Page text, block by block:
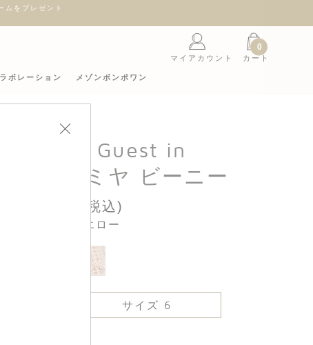
ト
マイアカウント
0
カート
ボレーション メゾンボンポワン
× Guest in
〉カシミヤ ビーニー
29,590円(税込)
カラー : イエロー
サイズ 6